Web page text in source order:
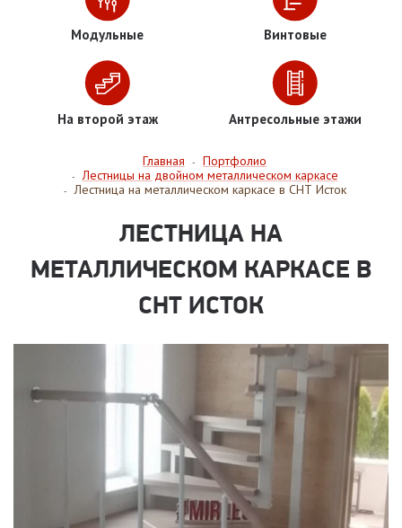
Модульные Винтовые
На второй этаж Антресольные этажи
Главная - Портфолио
- Лестницы на двойном металлическом каркасе
- Лестница на металлическом каркасе в СНТ Исток
ЛЕСТНИЦА НА
МЕТАЛЛИЧЕСКОМ КАРКАСЕ В
СНТ ИСТОК